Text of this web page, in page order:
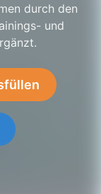
durch den
und